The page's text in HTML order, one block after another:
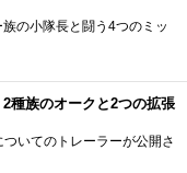
の小隊長と闘う4つのミッ
種族のオークと2つの拡張
いてのトレーラーが公開さ